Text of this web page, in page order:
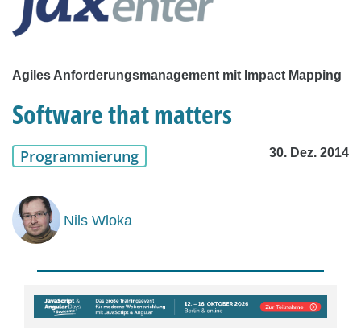
Agiles Anforderungsmanagement mit Impact Mapping
Software that matters
Programmierung 30. Dez. 2014
Nils Wloka